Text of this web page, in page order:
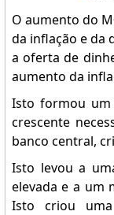
O aumento do
da inflação e da
a oferta de
aumento da
Isto formou um
crescente
banco central,
Isto levou a
elevada e a um
Isto criou